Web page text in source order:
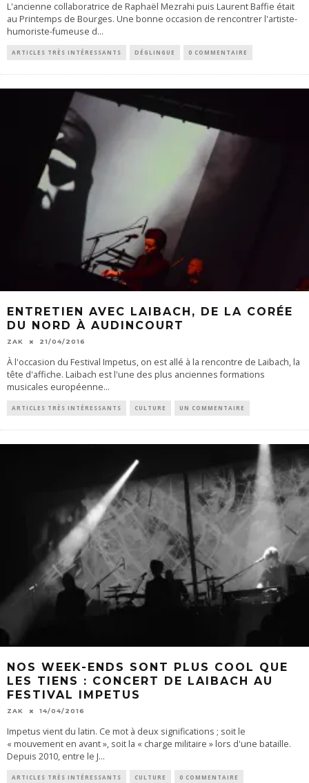
L'ancienne collaboratrice de Raphaël Mezrahi puis Laurent Baffie était
au Printemps de Bourges. Une bonne occasion de rencontrer l'artiste-
humoriste-fumeuse d...
ARTICLES TRÈS INTÉRESSANTS DÉGLINGUE 0 COMMENTAIRE
ENTRETIEN AVEC LAIBACH, DE LA CORÉE
DU NORD À AUDINCOURT
ZAK 21/04/2016
À l'occasion du Festival Impetus, on est allé à la rencontre de Laibach, la
tête d'affiche. Laibach est l'une des plus anciennes formations
musicales européenne...
ARTICLES TRÈS INTÉRESSANTS CULTURE UN COMMENTAIRE
NOS WEEK-ENDS SONT PLUS COOL QUE
LES TIENS : CONCERT DE LAIBACH AU
FESTIVAL IMPETUS
ZAK 14/04/2016
Impetus vient du latin. Ce mot à deux significations ; soit le
« mouvement en avant », soit la « charge militaire » lors d'une bataille.
Depuis 2010, entre le J...
ARTICLES TRÈS INTÉRESSANTS CULTURE 0 COMMENTAIRE